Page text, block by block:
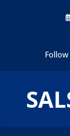
Follow